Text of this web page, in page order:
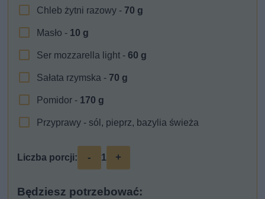
Chleb żytni razowy - 70 g
Masło - 10 g
Ser mozzarella light -60 g
Sałata rzymska - 70 g
Pomidor - 170 g
Przyprawy - sól, pieprz, bazylia świeża
Liczba porcji: - 1 +
Będziesz potrzebować: